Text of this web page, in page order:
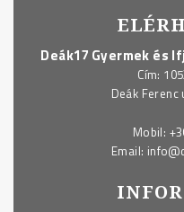
Deák17 Gyermek és
Cím:
Deák Ferenc
Mobil:
Email: